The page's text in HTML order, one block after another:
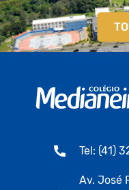
Tel: (41)
Av. José